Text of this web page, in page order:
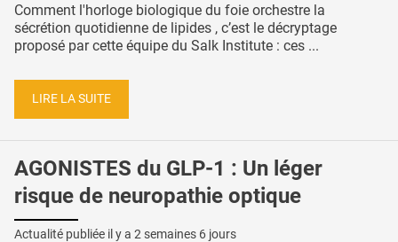
Comment l'horloge biologique du foie orchestre la
sécrétion quotidienne de lipides , c’est le décryptage
proposé par cette équipe du Salk Institute : ces ...
LIRE LA SUITE
AGONISTES du GLP-1 : Un léger
risque de neuropathie optique
Actualité publiée il y a 2 semaines 6 jours